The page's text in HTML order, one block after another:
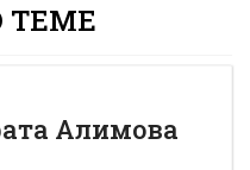
ТЕМЕ
Алимова